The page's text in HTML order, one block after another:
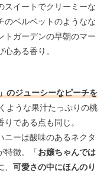
スイートでクリーミーな
のベルベットのようなな
トガーデンの早朝のマー
ある香り。
のジューシーなピーチを
ような果汁たっぷりの桃
である点も同じ。
ニーは酸味のあるネクタ
特徴。「お嬢ちゃんでは
可愛さの中にほんのり